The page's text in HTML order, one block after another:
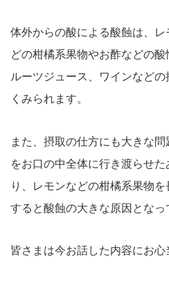
体外からの酸による酸蝕は、
どの柑橘系果物やお酢などの
ルーツジュース、ワインなど
くみられます。
また、摂取の仕方にも大きな
をお口の中全体に行き渡らせ
り、レモンなどの柑橘系果物
すると酸蝕の大きな原因となっ
皆さまは今お話した内容にお心